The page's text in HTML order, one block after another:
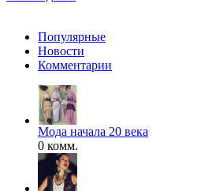
Популярные
Новости
Комментарии
Мода начала 20 века
0 комм.